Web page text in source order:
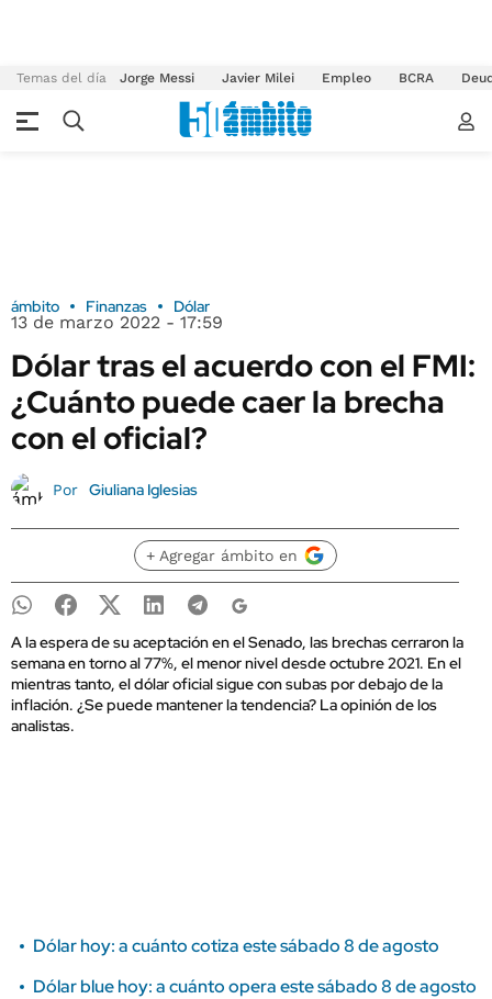
Temas del día Jorge Messi Javier Milei Empleo BCRA
ámbito Finanzas Dólar
13 de marzo 2022 - 17:59
Dólar tras el acuerdo con el FMI:
¿Cuánto puede caer la brecha
con el oficial?
Por Giuliana Iglesias
+ Agregar ámbito en
A la espera de su aceptación en el Senado, las brechas cerraron la
semana en torno al 77%, el menor nivel desde octubre 2021. En el
mientras tanto, el dólar oficial sigue con subas por debajo de la
inflación. ¿Se puede mantener la tendencia? La opinión de los
analistas.
Dólar hoy: a cuánto cotiza este sábado 8 de agosto
Dólar blue hoy: a cuánto opera este sábado 8 de agosto